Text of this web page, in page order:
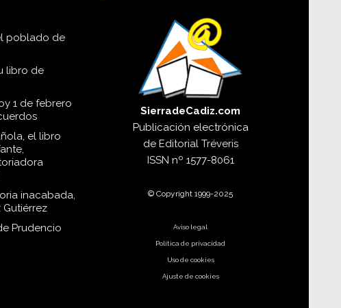
poblado de
libro de
1 de febrero
el libro
inacabada,
Prudencio
SierradeCadiz.com
Publicación electrónica
de Editorial Tréveris
ISSN nº 1577-8061
© Copyright 1999-2025
Aviso legal
Política de privacidad
Uso de cookies
Ajuste de cookies